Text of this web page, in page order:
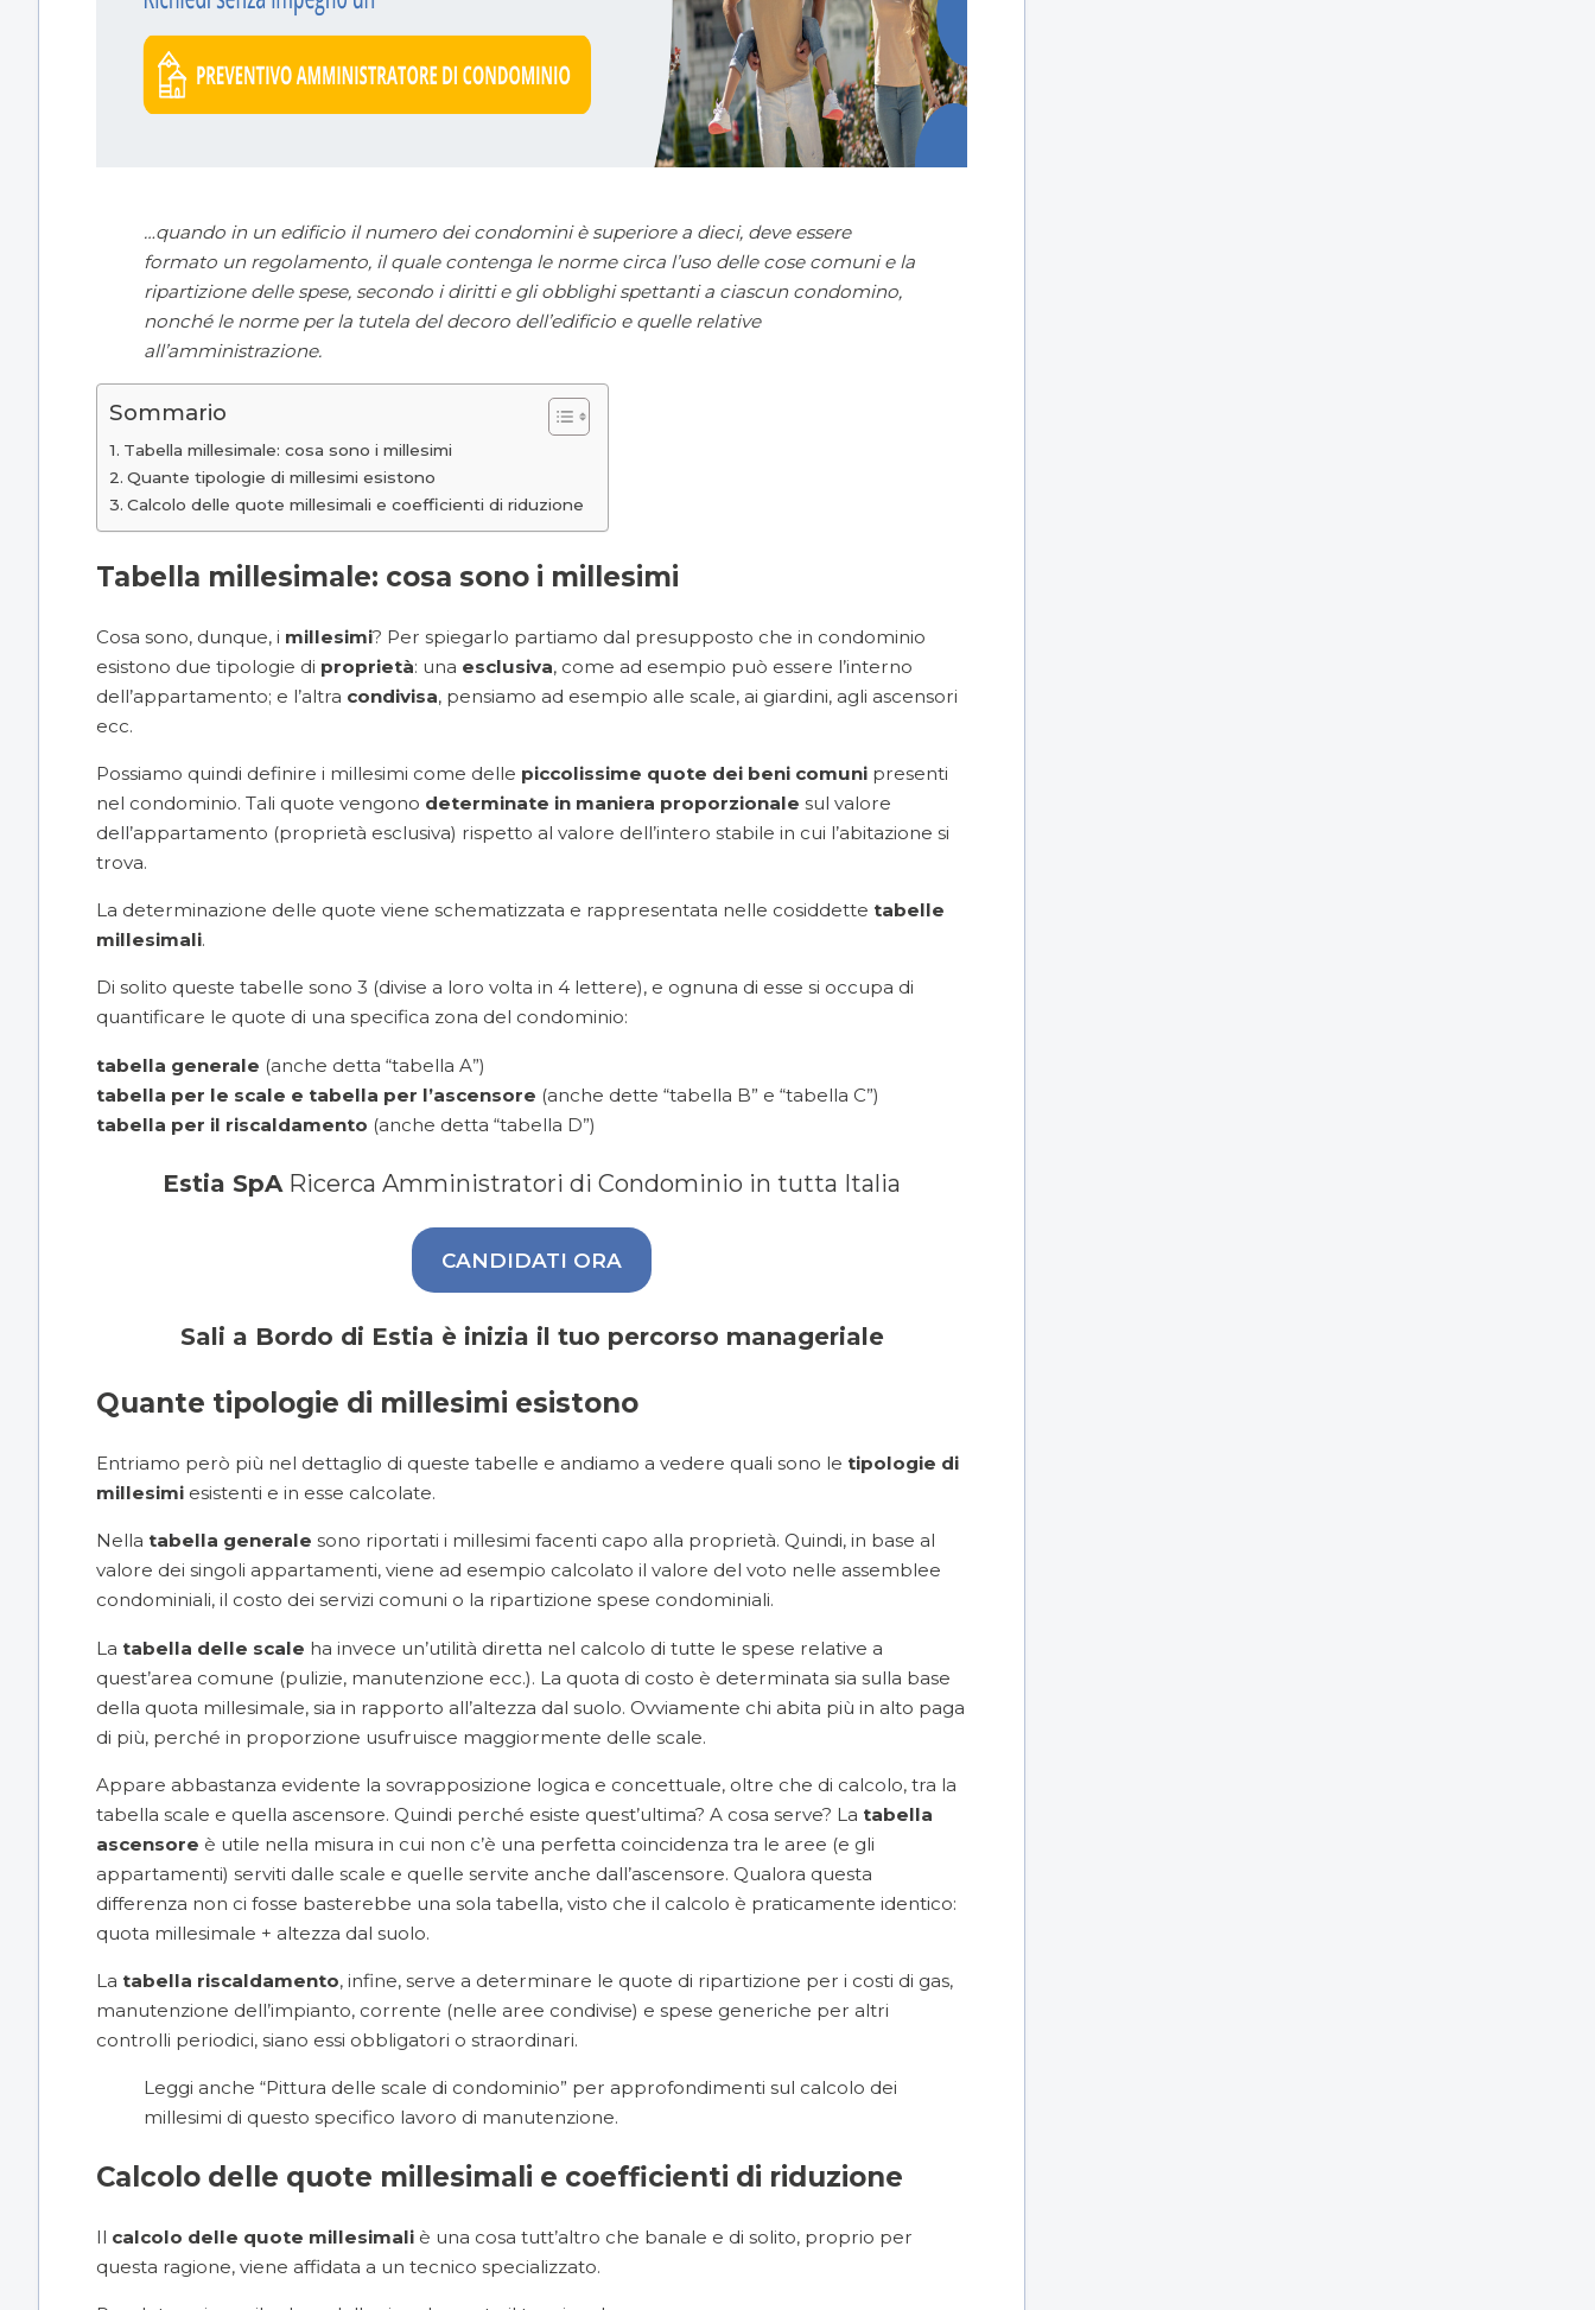
…quando in un edificio il numero dei condomini è superiore a dieci, deve essere
formato un regolamento, il quale contenga le norme circa l’uso delle cose comuni e la
ripartizione delle spese, secondo i diritti e gli obblighi spettanti a ciascun condomino,
nonché le norme per la tutela del decoro dell’edificio e quelle relative
all’amministrazione.
Sommario
Tabella millesimale: cosa sono i millesimi
Quante tipologie di millesimi esistono
Calcolo delle quote millesimali e coefficienti di riduzione
Tabella millesimale: cosa sono i millesimi
Cosa sono, dunque, i millesimi? Per spiegarlo partiamo dal presupposto che in condominio
esistono due tipologie di proprietà: una esclusiva, come ad esempio può essere l’interno
dell’appartamento; e l’altra condivisa, pensiamo ad esempio alle scale, ai giardini, agli ascensori
ecc.
Possiamo quindi definire i millesimi come delle piccolissime quote dei beni comuni presenti
nel condominio. Tali quote vengono determinate in maniera proporzionale sul valore
dell’appartamento (proprietà esclusiva) rispetto al valore dell’intero stabile in cui l’abitazione si
trova.
La determinazione delle quote viene schematizzata e rappresentata nelle cosiddette tabelle
millesimali.
Di solito queste tabelle sono 3 (divise a loro volta in 4 lettere), e ognuna di esse si occupa di
quantificare le quote di una specifica zona del condominio:
tabella generale (anche detta “tabella A”)
tabella per le scale e tabella per l’ascensore (anche dette “tabella B” e “tabella C”)
tabella per il riscaldamento (anche detta “tabella D”)
Estia SpA Ricerca Amministratori di Condominio in tutta Italia
CANDIDATI ORA
Sali a Bordo di Estia è inizia il tuo percorso manageriale
Quante tipologie di millesimi esistono
Entriamo però più nel dettaglio di queste tabelle e andiamo a vedere quali sono le tipologie di
millesimi esistenti e in esse calcolate.
Nella tabella generale sono riportati i millesimi facenti capo alla proprietà. Quindi, in base al
valore dei singoli appartamenti, viene ad esempio calcolato il valore del voto nelle assemblee
condominiali, il costo dei servizi comuni o la ripartizione spese condominiali.
La tabella delle scale ha invece un’utilità diretta nel calcolo di tutte le spese relative a
quest’area comune (pulizie, manutenzione ecc.). La quota di costo è determinata sia sulla base
della quota millesimale, sia in rapporto all’altezza dal suolo. Ovviamente chi abita più in alto paga
di più, perché in proporzione usufruisce maggiormente delle scale.
Appare abbastanza evidente la sovrapposizione logica e concettuale, oltre che di calcolo, tra la
tabella scale e quella ascensore. Quindi perché esiste quest’ultima? A cosa serve? La tabella
ascensore è utile nella misura in cui non c’è una perfetta coincidenza tra le aree (e gli
appartamenti) serviti dalle scale e quelle servite anche dall’ascensore. Qualora questa
differenza non ci fosse basterebbe una sola tabella, visto che il calcolo è praticamente identico:
quota millesimale + altezza dal suolo.
La tabella riscaldamento, infine, serve a determinare le quote di ripartizione per i costi di gas,
manutenzione dell’impianto, corrente (nelle aree condivise) e spese generiche per altri
controlli periodici, siano essi obbligatori o straordinari.
Leggi anche “Pittura delle scale di condominio” per approfondimenti sul calcolo dei
millesimi di questo specifico lavoro di manutenzione.
Calcolo delle quote millesimali e coefficienti di riduzione
Il calcolo delle quote millesimali è una cosa tutt’altro che banale e di solito, proprio per
questa ragione, viene affidata a un tecnico specializzato.